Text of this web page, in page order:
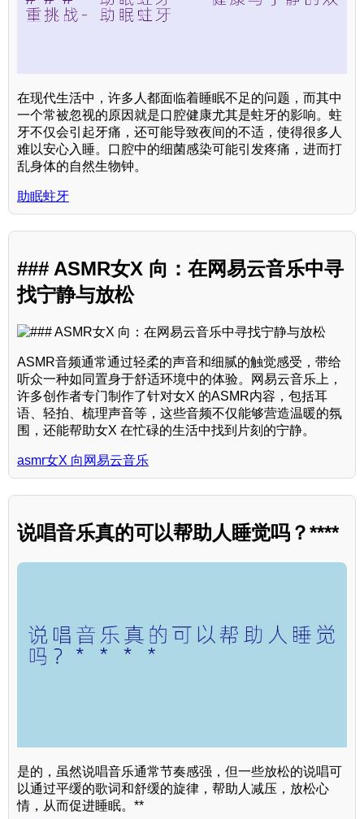
在现代生活中，许多人都面临着睡眠不足的问题，而其中
一个常被忽视的原因就是口腔健康尤其是蛀牙的影响。蛀
牙不仅会引起牙痛，还可能导致夜间的不适，使得很多人
难以安心入睡。口腔中的细菌感染可能引发疼痛，进而打
乱身体的自然生物钟。
助眠蛀牙
### ASMR女X 向：在网易云音乐中寻
找宁静与放松
ASMR音频通常通过轻柔的声音和细腻的触觉感受，带给
听众一种如同置身于舒适环境中的体验。网易云音乐上，
许多创作者专门制作了针对女X 的ASMR内容，包括耳
语、轻拍、梳理声音等，这些音频不仅能够营造温暖的氛
围，还能帮助女X 在忙碌的生活中找到片刻的宁静。
asmr女X 向网易云音乐
说唱音乐真的可以帮助人睡觉吗？****
是的，虽然说唱音乐通常节奏感强，但一些放松的说唱可
以通过平缓的歌词和舒缓的旋律，帮助人减压，放松心
情，从而促进睡眠。**